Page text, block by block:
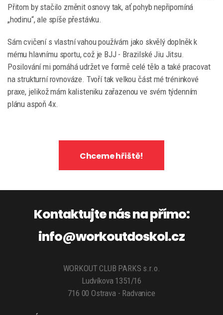
Přitom by stačilo změnit osnovy tak, ať pohyb nepřipomíná
„hodinu“, ale spíše přestávku.
Sám cvičení s vlastní vahou používám jako skvělý doplněk k
mému hlavnímu sportu, což je BJJ - Brazilské Jiu Jitsu.
Posilování mi pomáhá udržet ve formě celé tělo a také pracovat
na strukturní rovnováze. Tvoří tak velkou část mé tréninkové
praxe, jelikož mám kalisteniku zařazenou ve svém týdenním
plánu aspoň 4x.
Chceme hřiště!
Kontaktujte nás na přímo:
info@workoutdoskol.cz
WORKOUT CLUB PARKS s.r.o.
Ludvíkova 1351/16
716 00 Ostrava - Radvanice